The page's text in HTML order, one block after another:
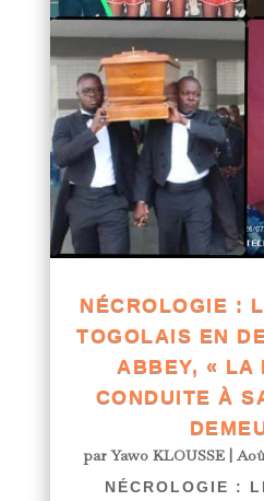
NÉCROLOGIE :
TOGOLAIS EN
ABBEY, « LA
CONDUITE À
parYawo KLOUSSE |
NÉCROLOGIE :